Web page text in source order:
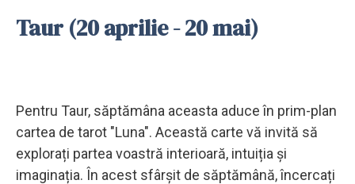
Taur (20 aprilie - 20 mai)
Pentru Taur, săptămâna aceasta aduce în prim-plan
cartea de tarot "Luna". Această carte vă invită să
explorați partea voastră interioară, intuiția și
imaginația. În acest sfârșit de săptămână, încercați